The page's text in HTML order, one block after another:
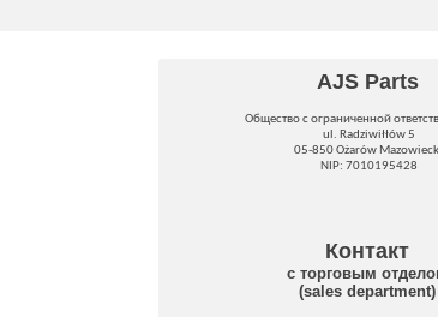
AJS Parts
Общество с ограниченной
ul. Radziwiłłów 5
05-850 Ożarów
NIP: 7010195428
Контакт
с торговым
(sales department)